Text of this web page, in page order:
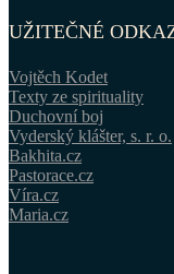
UŽITEČNÉ
Vojtěch Kodet
Texty ze spirituality
Duchovní boj
Vyderský klášter, s. r. o.
Bakhita.cz
Pastorace.cz
Víra.cz
Maria.cz